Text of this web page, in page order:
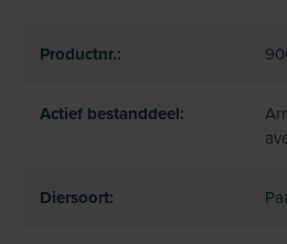
Productnr.:
Actief bestanddeel:
Diersoort: